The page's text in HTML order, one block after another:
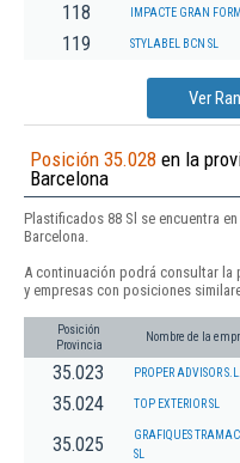
118 IMPACTE GRAN
119 STYLABEL BCN SL
Ver
Posición 35.028 en la
Barcelona
Plastificados 88 Sl se encuentra
Barcelona.
A continuación podrá consultar la
y empresas con posiciones
Posición
Provincia
Nombre de la
35.023 PROPER ADVISOR S.L.
35.024 TOP EXTERIOR SL
35.025
GRAFIQUES
SL